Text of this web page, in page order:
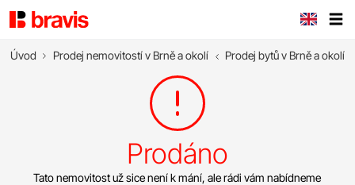
Úvod Prodej nemovitostí v Brně a okolí Prodej bytů v Brně a okolí
Prodáno
Tato nemovitost už sice není k mání, ale rádi vám nabídneme